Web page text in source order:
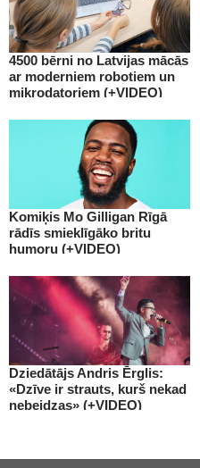
4500 bērni no Latvijas mācās
ar moderniem robotiem un
mikrodatoriem (+VIDEO)
Komiķis Mo Gilligan Rīgā
rādīs smieklīgāko britu
humoru (+VIDEO)
Dziedātājs Andris Ērglis:
«Dzīve ir strauts, kurš nekad
nebeidzas» (+VIDEO)